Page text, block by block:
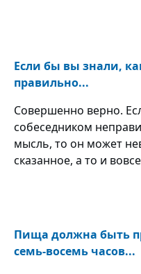
Если бы вы знали,
правильно...
Совершенно верно.
собеседником
мысль, то он может
сказанное, а то и
Пища должна быть
семь-восемь часов...